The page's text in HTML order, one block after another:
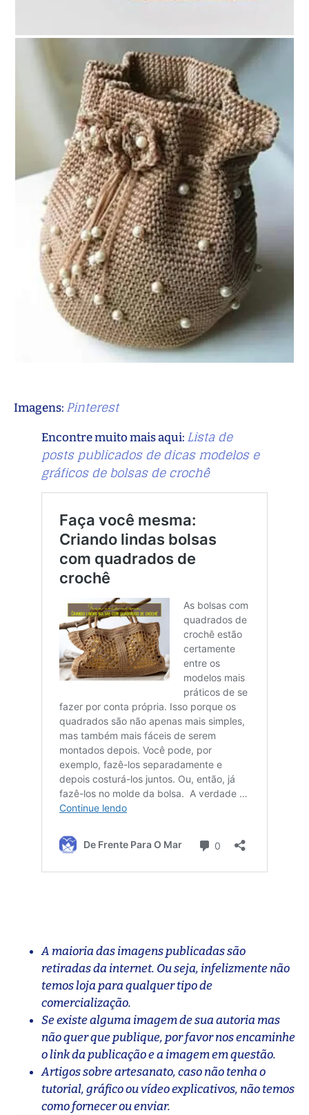
Imagens: Pinterest
Encontre muito mais aqui: Lista de
posts publicados de dicas modelos e
gráficos de bolsas de crochê
A maioria das imagens publicadas são
retiradas da internet. Ou seja, infelizmente não
temos loja para qualquer tipo de
comercialização.
Se existe alguma imagem de sua autoria mas
não quer que publique, por favor nos encaminhe
o link da publicação e a imagem em questão.
Artigos sobre artesanato, caso não tenha o
tutorial, gráfico ou vídeo explicativos, não temos
como fornecer ou enviar.